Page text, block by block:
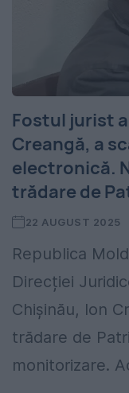
Fostul jurist
Creangă, a
electronică.
trădare de
22 AUGUST 2025
Republica
Direcției
Chișinău, Ion
trădare de
monitorizare.